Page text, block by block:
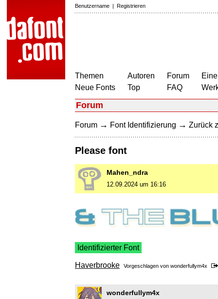
Benutzername | Registrieren
Themen
Neue Fonts
Autoren
Top
Forum
FAQ
Forum
Forum → Font Identifizierung → Zurück
Please font
Mahen_ndra
12.09.2024 um 16:16
Identifizierter Font
Haverbrooke Vorgeschlagen von wonderfullym4x
wonderfullym4x